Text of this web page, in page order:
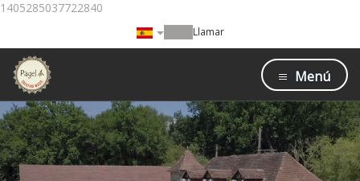
1405285037722840
Llamar
Menú